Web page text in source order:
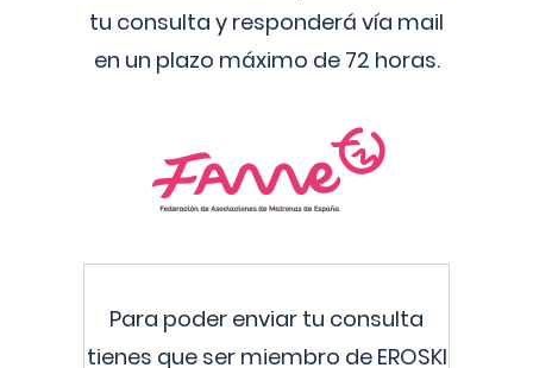
tu consulta y responderá vía mail
en un plazo máximo de 72 horas.
Para poder enviar tu consulta
tienes que ser miembro de EROSKI